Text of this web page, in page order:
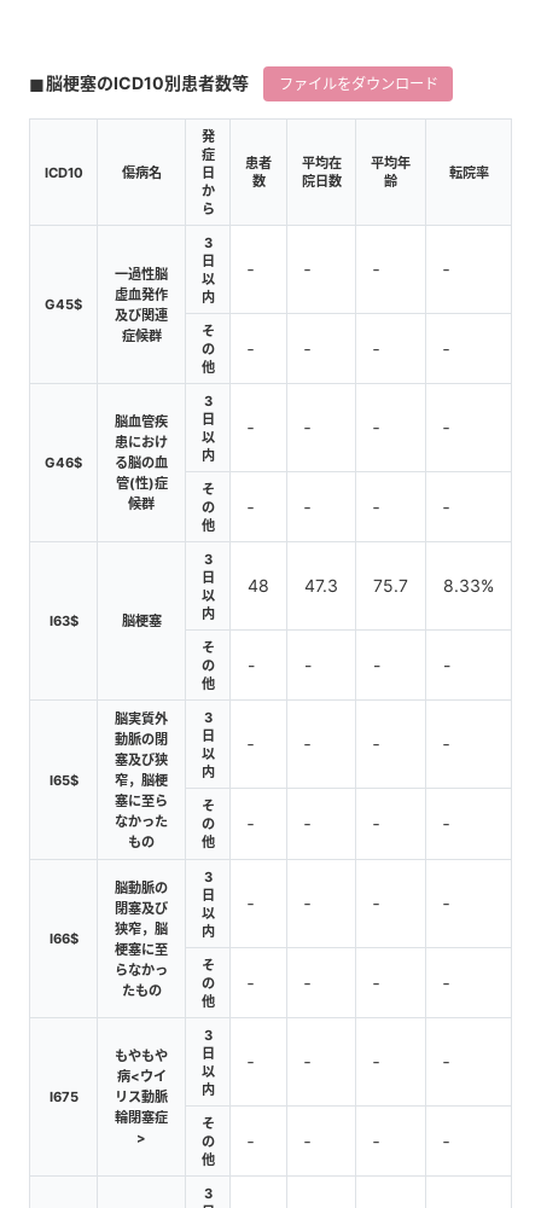
脳梗塞のICD10別患者数等 ファイルをダウンロード
ICD10 傷病名
発
症
日
か
ら
患者
数
平均在
院日数
平均年
齢
転院率
G45$
一過性脳
虚血発作
及び関連
症候群
3
日
以
内
‐ ‐ ‐ ‐
そ
の
他
‐ ‐ ‐ ‐
G46$
脳血管疾
患におけ
る脳の血
管(性)症
候群
3
日
以
内
‐ ‐ ‐ ‐
そ
の
他
‐ ‐ ‐ ‐
I63$ 脳梗塞
3
日
以
内
48 47.3 75.7 8.33%
そ
の
他
- - - -
I65$
脳実質外
動脈の閉
塞及び狭
窄，脳梗
塞に至ら
なかった
もの
3
日
以
内
‐ ‐ ‐ ‐
そ
の
他
‐ ‐ ‐ ‐
I66$
脳動脈の
閉塞及び
狭窄，脳
梗塞に至
らなかっ
たもの
3
日
以
内
‐ ‐ ‐ ‐
そ
の
他
‐ ‐ ‐ ‐
I675
もやもや
病<ウイ
リス動脈
輪閉塞症
>
3
日
以
内
‐ ‐ ‐ ‐
そ
の
他
‐ ‐ ‐ ‐
3